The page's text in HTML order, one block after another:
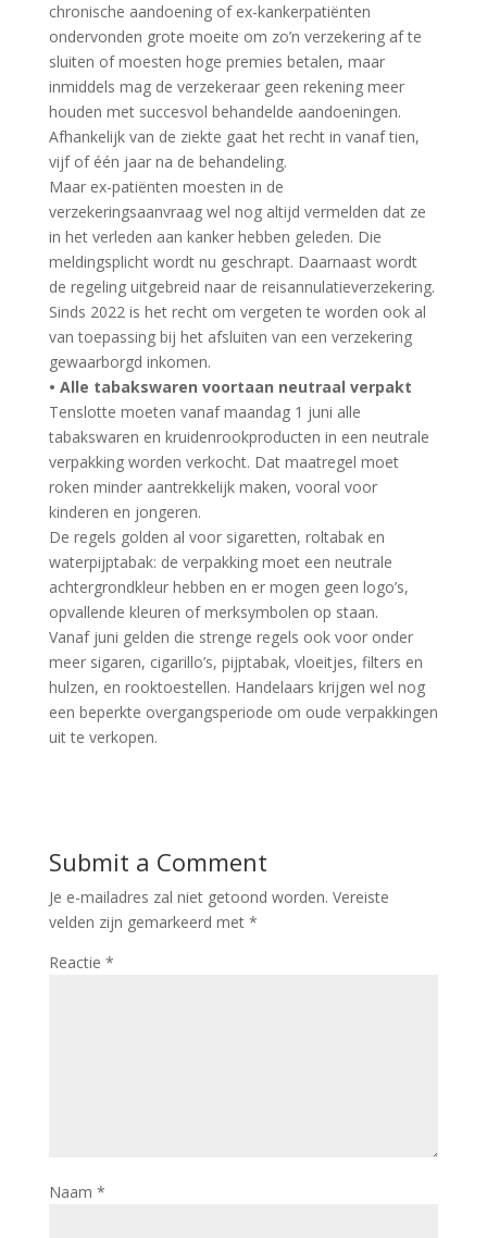
chronische aandoening of ex-kankerpatiënten
ondervonden grote moeite om zo’n verzekering af te
sluiten of moesten hoge premies betalen, maar
inmiddels mag de verzekeraar geen rekening meer
houden met succesvol behandelde aandoeningen.
Afhankelijk van de ziekte gaat het recht in vanaf tien,
vijf of één jaar na de behandeling.
Maar ex-patiënten moesten in de
verzekeringsaanvraag wel nog altijd vermelden dat ze
in het verleden aan kanker hebben geleden. Die
meldingsplicht wordt nu geschrapt. Daarnaast wordt
de regeling uitgebreid naar de reisannulatieverzekering.
Sinds 2022 is het recht om vergeten te worden ook al
van toepassing bij het afsluiten van een verzekering
gewaarborgd inkomen.
• Alle tabakswaren voortaan neutraal verpakt
Tenslotte moeten vanaf maandag 1 juni alle
tabakswaren en kruidenrookproducten in een neutrale
verpakking worden verkocht. Dat maatregel moet
roken minder aantrekkelijk maken, vooral voor
kinderen en jongeren.
De regels golden al voor sigaretten, roltabak en
waterpijptabak: de verpakking moet een neutrale
achtergrondkleur hebben en er mogen geen logo’s,
opvallende kleuren of merksymbolen op staan.
Vanaf juni gelden die strenge regels ook voor onder
meer sigaren, cigarillo’s, pijptabak, vloeitjes, filters en
hulzen, en rooktoestellen. Handelaars krijgen wel nog
een beperkte overgangsperiode om oude verpakkingen
uit te verkopen.
Submit a Comment
Je e-mailadres zal niet getoond worden. Vereiste
velden zijn gemarkeerd met *
Reactie *
Naam *